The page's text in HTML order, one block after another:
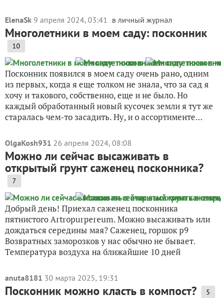
ElenaSk 9 апреля 2024, 03:41 в личный журнал
Многолетники в моем саду: посконник
10
Посконник появился в моем саду очень рано, одним
из первых, когда я еще толком не знала, что за сад я
хочу и такового, собственно, еще и не было. Но
каждый обработанный новый кусочек земли я тут же
старалась чем-то засадить. Ну, и о ассортименте...
OlgaKosh931 26 апреля 2024, 08:08
Можно ли сейчас высаживать в
открытый грунт саженец посконника?
7
Добрый день! Приехал саженец посконника
пятнистого Artropurpereum. Можно высаживать или
дождаться середины мая? Саженец, горшок р9
Возвратных заморозков у нас обычно не бывает.
Температура воздуха на ближайшие 10 дней
anuta8181 30 марта 2025, 19:31
Посконник можно класть в компост? 5